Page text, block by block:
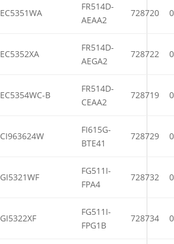
EC5351WA
FR514D-
AEAA2
728720
EC5352XA
FR514D-
AEGA2
728722
EC5354WC-B
FR514D-
CEAA2
728719
CI963624W
FI615G-
BTE41
728729
GI5321WF
FG511I-
FPA4
728732
GI5322XF
FG511I-
FPG1B
728734